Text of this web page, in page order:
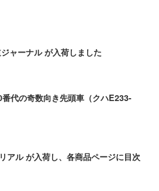
ャーナル が入荷しました
代の奇数向き先頭車（クハE233-
アル が入荷し、各商品ページに目次